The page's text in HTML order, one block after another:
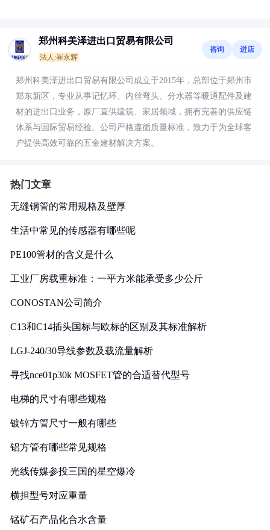
郑州科美泽进出口贸易有限公司
法人:崔永辉
咨询 进店
郑州科美泽进出口贸易有限公司成立于2015年，总部位于郑州市
郑东新区，专业从事记忆环、内丝弯头、分水器等暖通配件及建
材的进出口业务，原厂直供建筑、家居领域，拥有完善的供应链
体系与国际贸易经验。公司严格遵循质量标准，致力于为全球客
户提供高效可靠的五金建材解决方案。
热门文章
无缝钢管的常用规格及壁厚
生活中常见的传感器有哪些呢
PE100管材的含义是什么
工业厂房载重标准：一平方米能承受多少公斤
CONOSTAN公司简介
C13和C14插头国标与欧标的区别及其标准解析
LGJ-240/30导线参数及载流量解析
寻找nce01p30k MOSFET管的合适替代型号
电梯的尺寸有哪些规格
镀锌方管尺寸一般有哪些
铝方管有哪些常见规格
光线传媒参投三国的星空爆冷
横担型号对应重量
锰矿石产品化合水含量